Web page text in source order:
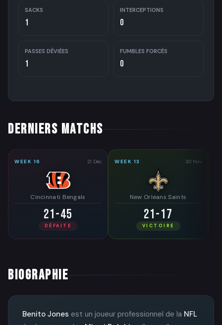
SACKS
1
INTERCEPTIONS
0
PASSES DÉVIÉES
1
FUMBLES FORCÉS
0
DERNIERS MATCHS
WEEK 16 21 Déc
Cincinnati Bengals
21-45
DÉFAITE
WEEK 13 30 Nov
New Orleans Saints
21-17
VICTOIRE
BIOGRAPHIE
Benito Jones est un joueur professionnel de la NFL